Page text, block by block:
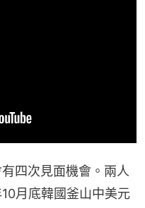
四次見面機會。兩人
月底韓國釜山中美元